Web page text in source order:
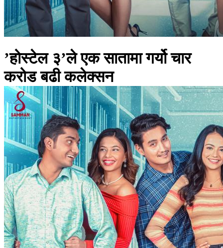
’होस्टेल ३’ले एक सातामा गर्यो चार
करोड बढी कलेक्सन